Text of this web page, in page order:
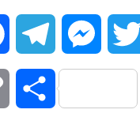
FacebookTelegram
Copy Compartilhar